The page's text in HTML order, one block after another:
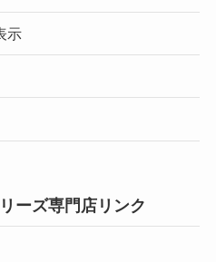
示
ーズ専門店リンク